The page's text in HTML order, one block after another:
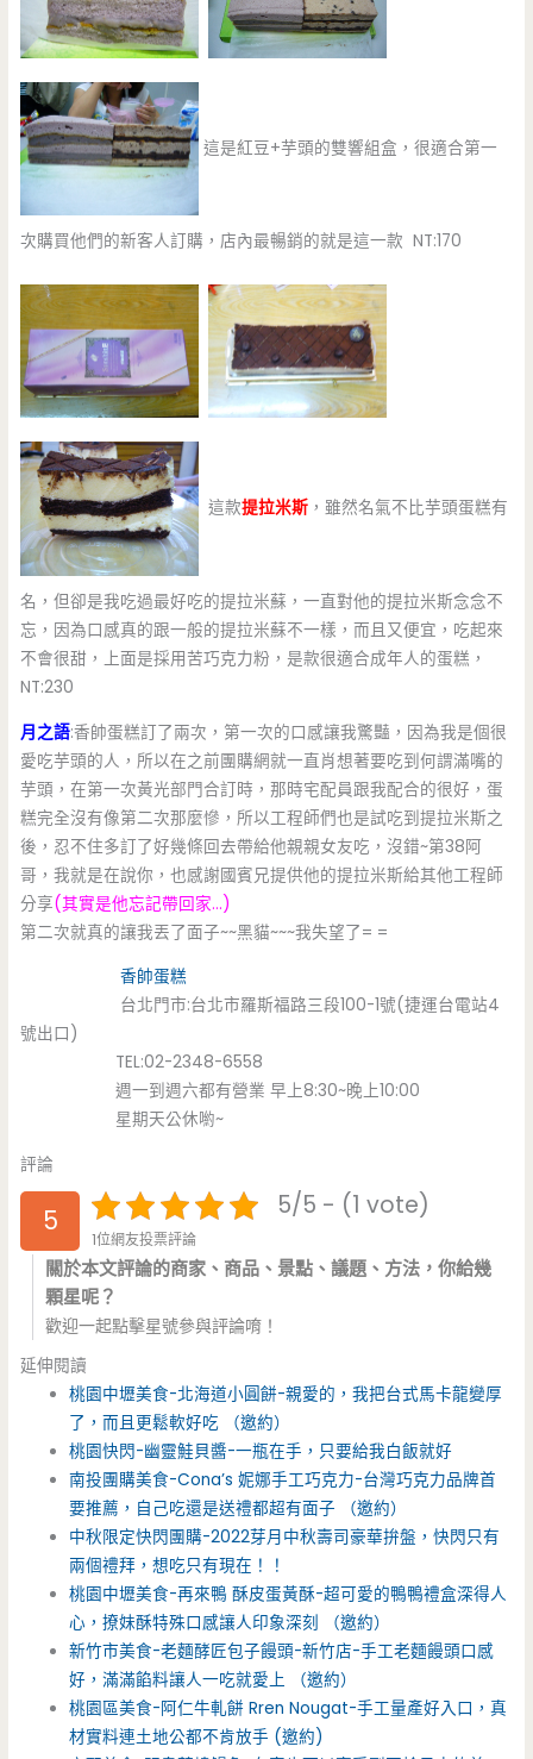
這是紅豆+芋頭的雙響組盒，很適合第一
次購買他們的新客人訂購，店內最暢銷的就是這一款 NT:170
這款提拉米斯 ，雖然名氣不比芋頭蛋糕有
名，但卻是我吃過最好吃的提拉米蘇，一直對他的提拉米斯念念不
忘，因為口感真的跟一般的提拉米蘇不一樣，而且又便宜，吃起來
不會很甜，上面是採用苦巧克力粉，是款很適合成年人的蛋糕，
NT:230
月之語:香帥蛋糕訂了兩次，第一次的口感讓我驚豔，因為我是個很
愛吃芋頭的人，所以在之前團購網就一直肖想著要吃到何謂滿嘴的
芋頭，在第一次黃光部門合訂時，那時宅配員跟我配合的很好，蛋
糕完全沒有像第二次那麼慘，所以工程師們也是試吃到提拉米斯之
後，忍不住多訂了好幾條回去帶給他親親女友吃，沒錯~第38阿
哥，我就是在說你，也感謝國賓兄提供他的提拉米斯給其他工程師
分享(其實是他忘記帶回家…)
第二次就真的讓我丟了面子~~黑貓~~~我失望了= =
香帥蛋糕
台北門市:台北市羅斯福路三段100-1號(捷運台電站4
號出口)
TEL:02-2348-6558
週一到週六都有營業 早上8:30~晚上10:00
星期天公休喲~
評論
5 5/5 - (1 vote)
1位網友投票評論
關於本文評論的商家、商品、景點、議題、方法，你給幾
顆星呢？
歡迎一起點擊星號參與評論唷！
延伸閱讀
桃園中壢美食-北海道小圓餅-親愛的，我把台式馬卡龍變厚
了，而且更鬆軟好吃 （邀約）
桃園快閃-幽靈鮭貝醬-一瓶在手，只要給我白飯就好
南投團購美食-Cona’s 妮娜手工巧克力-台灣巧克力品牌首
要推薦，自己吃還是送禮都超有面子 （邀約）
中秋限定快閃團購-2022芽月中秋壽司豪華拚盤，快閃只有
兩個禮拜，想吃只有現在！！
桃園中壢美食-再來鴨 酥皮蛋黃酥-超可愛的鴨鴨禮盒深得人
心，撩妹酥特殊口感讓人印象深刻 （邀約）
新竹市美食-老麵酵匠包子饅頭-新竹店-手工老麵饅頭口感
好，滿滿餡料讓人一吃就愛上 （邀約）
桃園區美食-阿仁牛軋餅 Rren Nougat-手工量產好入口，真
材實料連土地公都不肯放手 (邀約)